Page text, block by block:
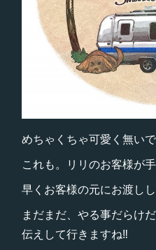
めちゃくちゃ可愛く無いで
これも。リリのお客様が
早くお客様の元にお渡し
まだまだ、やる事だらけ
伝えして行きますね‼️